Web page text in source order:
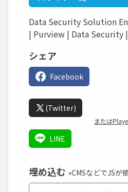
Data Security Solution
| Purview | Data Security |
シェア
Facebook
(Twitter)
または
LINE
埋め込む »CMSなどでJSが